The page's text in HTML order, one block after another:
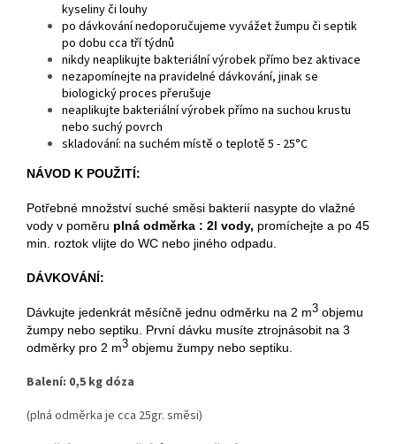
kyseliny či louhy
po dávkování nedoporučujeme vyvážet žumpu či septik
po dobu cca tří týdnů
nikdy neaplikujte bakteriální výrobek přímo bez aktivace
nezapomínejte na pravidelné dávkování, jinak se
biologický proces přerušuje
neaplikujte bakteriální výrobek přímo na suchou krustu
nebo suchý povrch
skladování: na suchém místě o teplotě 5 - 25°C
NÁVOD K POUŽITÍ:
Potřebné množství suché směsi bakterií nasypte do vlažné
vody v poměru plná odměrka : 2l vody, promíchejte a po 45
min. roztok vlijte do WC nebo jiného odpadu.
DÁVKOVÁNÍ:
Dávkujte jedenkrát měsíčně jednu odměrku na 2 m3 objemu
žumpy nebo septiku. První dávku musíte ztrojnásobit na 3
odměrky pro 2 m3 objemu žumpy nebo septiku.
Balení: 0,5 kg dóza
(plná odměrka je cca 25gr. směsi)